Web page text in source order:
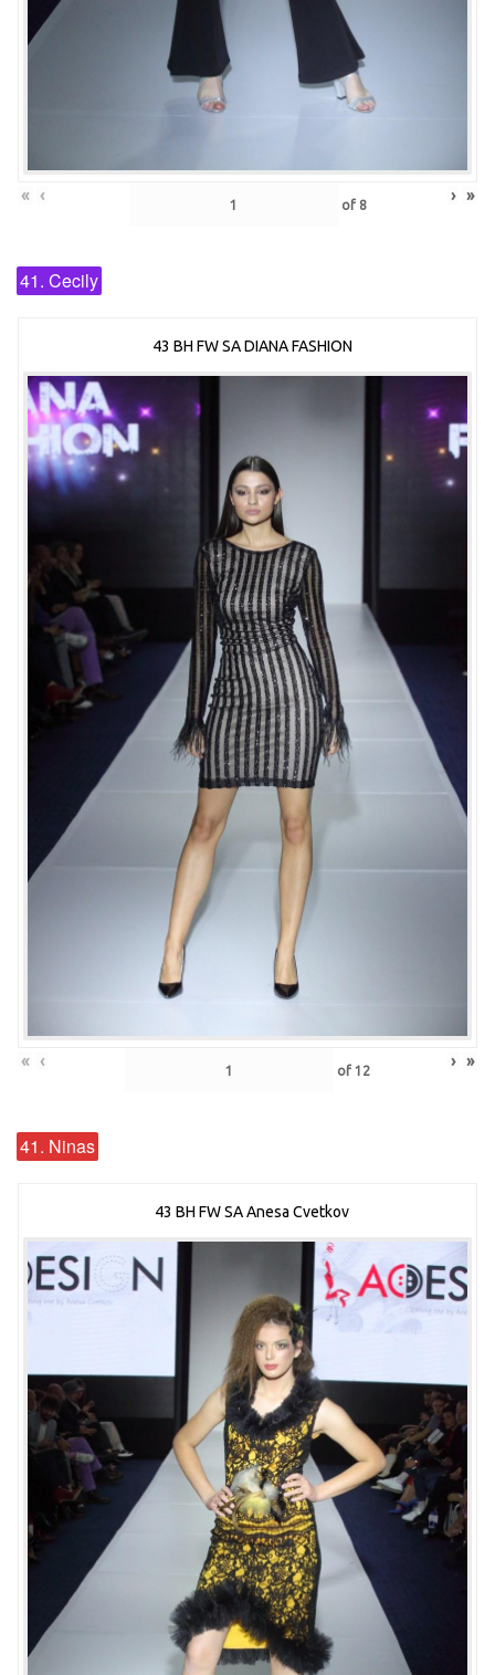
« ‹ of 8 › »
41. Cecily
43 BH FW SA DIANA FASHION
« ‹ of 12 › »
41. Ninas
43 BH FW SA Anesa Cvetkov